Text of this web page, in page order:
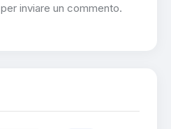
per inviare un commento.